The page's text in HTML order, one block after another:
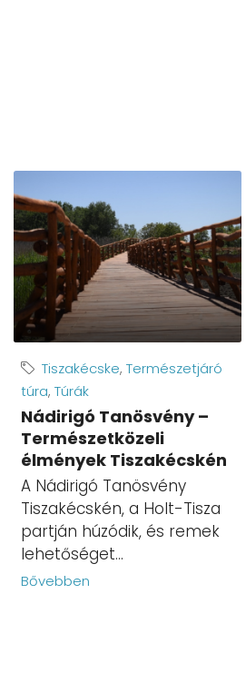
Tiszakécske, Természetjáró
túra, Túrák
Nádirigó Tanösvény –
Természetközeli
élmények Tiszakécskén
A Nádirigó Tanösvény
Tiszakécskén, a Holt-Tisza
partján húzódik, és remek
lehetőséget...
Bővebben